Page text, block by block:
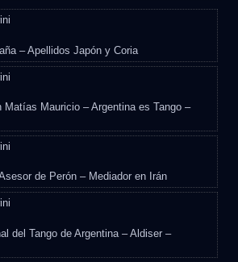
– Apellidos Japón y Coria
Matías Mauricio – Argentina es Tango –
de Perón – Mediador en Irán
del Tango de Argentina – Aldiser –